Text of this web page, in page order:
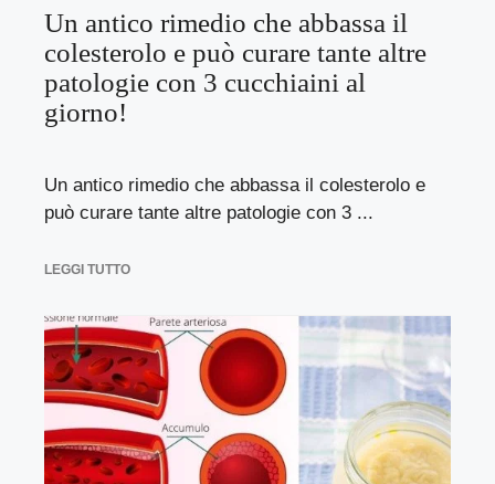
Un antico rimedio che abbassa il
colesterolo e può curare tante altre
patologie con 3 cucchiaini al
giorno!
Un antico rimedio che abbassa il colesterolo e
può curare tante altre patologie con 3 ...
LEGGI TUTTO